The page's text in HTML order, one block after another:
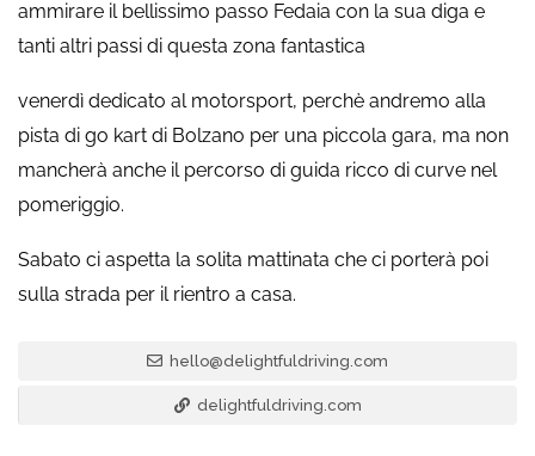
ammirare il bellissimo passo Fedaia con la sua diga e
tanti altri passi di questa zona fantastica
venerdì dedicato al motorsport, perchè andremo alla
pista di go kart di Bolzano per una piccola gara, ma non
mancherà anche il percorso di guida ricco di curve nel
pomeriggio.
Sabato ci aspetta la solita mattinata che ci porterà poi
sulla strada per il rientro a casa.
hello@delightfuldriving.com
delightfuldriving.com